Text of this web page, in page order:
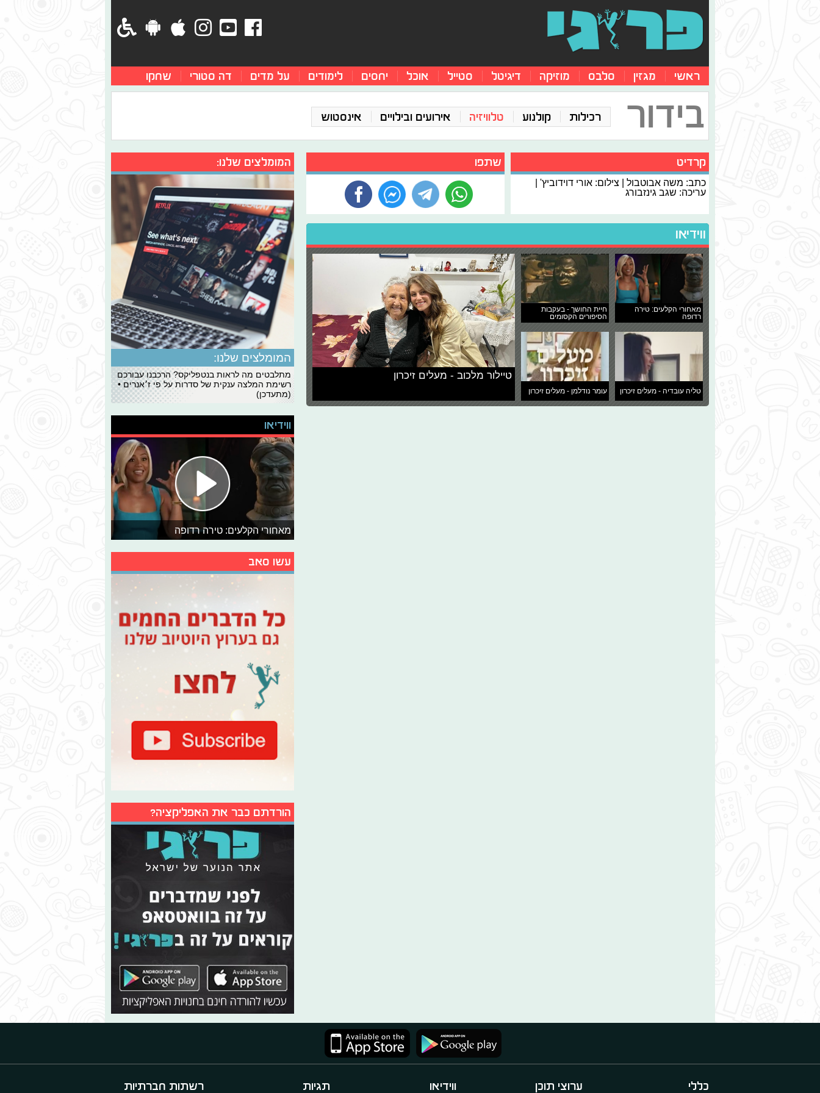
ראשי מגזין סלבס מוזיקה דיגיטל סטייל אוכל יחסים לימודים על מדים דה סטורי שחקו
בידור רכילות קולנוע טלוויזיה אירועים ובילויים אינסטוש
קרדיט
כתב: משה אבוטבול | צילום: אורי דוידוביץ' |
עריכה: שגב גינזבורג
שתפו
ווידיאו
מאחורי הקלעים: טירה
רדופה
חיית החושך - בעקבות
הסיפורים הקסומים
טליה עובדיה - מעלים זיכרון עומר נודלמן - מעלים זיכרון
טיילור מלכוב - מעלים זיכרון
המומלצים שלנו:
המומלצים שלנו:
מתלבטים מה לראות בנטפליקס? הרכבנו עבורכם
רשימת המלצה ענקית של סדרות על פי ז׳אנרים •
(מתעדכן)
ווידיאו
מאחורי הקלעים: טירה רדופה
עשו סאב
הורדתם כבר את האפליקציה?
כללי ערוצי תוכן ווידיאו תגיות רשתות חברתיות